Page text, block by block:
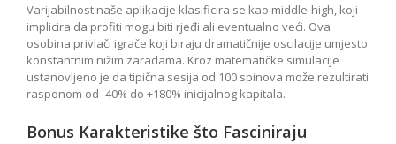
Varijabilnost naše aplikacije klasificira se kao middle-high, koji
implicira da profiti mogu biti rjeđi ali eventualno veći. Ova
osobina privlači igrače koji biraju dramatičnije oscilacije umjesto
konstantnim nižim zaradama. Kroz matematičke simulacije
ustanovljeno je da tipična sesija od 100 spinova može rezultirati
rasponom od -40% do +180% inicijalnog kapitala.
Bonus Karakteristike što Fasciniraju